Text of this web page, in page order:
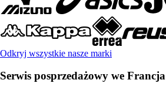
Odkryj wszystkie nasze marki
Serwis posprzedażowy we Francja